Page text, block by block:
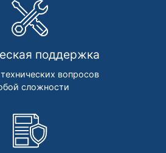
поддержка
вопросов
сложности